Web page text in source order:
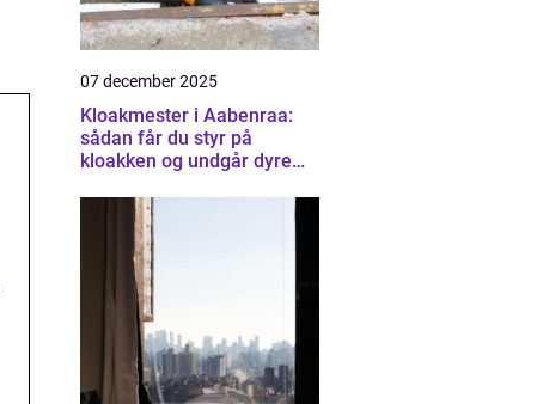
07 december 2025
Kloakmester i Aabenraa:
sådan får du styr på
kloakken og undgår dyre